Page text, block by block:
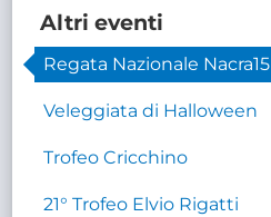
Altri eventi
Regata Nazionale Nacra15
Veleggiata di Halloween
Trofeo Cricchino
21° Trofeo Elvio Rigatti